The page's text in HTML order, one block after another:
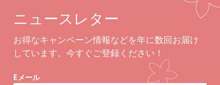
ニュースレター
お得なキャンペーン情報などを年に数回お届け
しています。今すぐご登録ください！
Eメール